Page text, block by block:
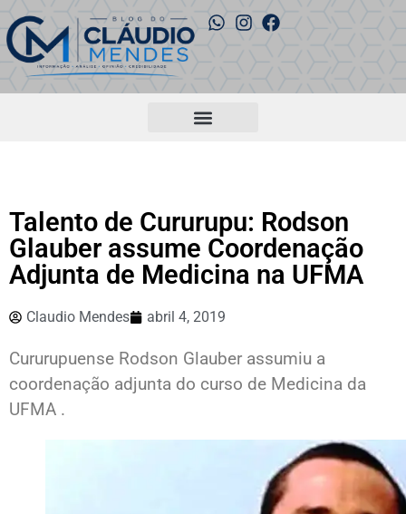
Talento de Cururupu: Rodson
Glauber assume Coordenação
Adjunta de Medicina na UFMA
Claudio Mendes abril 4, 2019
Cururupuense Rodson Glauber assumiu a
coordenação adjunta do curso de Medicina da
UFMA .